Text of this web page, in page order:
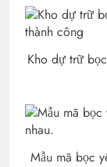
Kho dự trữ
Mẫu mã bọc